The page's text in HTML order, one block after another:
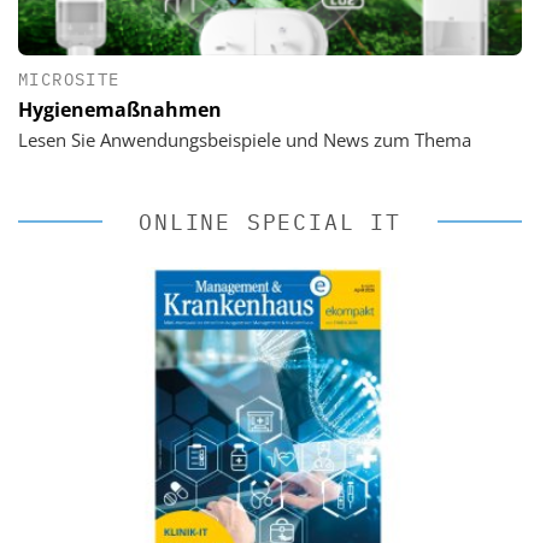
MICROSITE
Hygienemaßnahmen
Lesen Sie Anwendungsbeispiele und News zum Thema
ONLINE SPECIAL IT